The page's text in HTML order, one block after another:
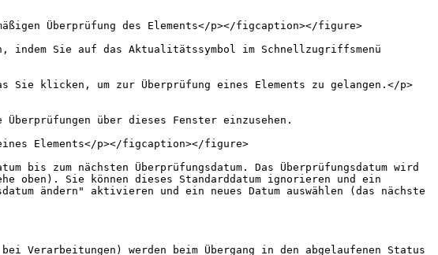
Überprüfung des Elements</p></figcaption></figure>
indem Sie auf das Aktualitätssymbol im Schnellzugriffsmenü
Sie klicken, um zur Überprüfung eines Elements zu gelangen.</p>
über dieses Fenster einzusehen.
Elements</p></figcaption></figure>
zum nächsten Überprüfungsdatum. Das Überprüfungsdatum wird
oben). Sie können dieses Standarddatum ignorieren und ein
ändern" aktivieren und ein neues Datum auswählen (das nächste
Verarbeitungen) werden beim Übergang in den abgelaufenen Status